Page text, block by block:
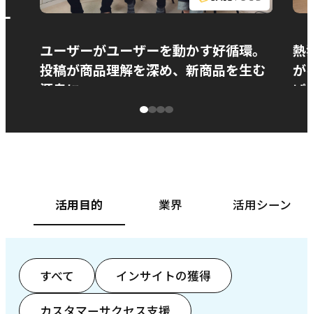
ユーザーがユーザーを動かす好循環。
投稿が商品理解を深め、新商品を生む
源泉に
熱
が
ぱ
活用目的 業界 活用シーン
すべて インサイトの獲得